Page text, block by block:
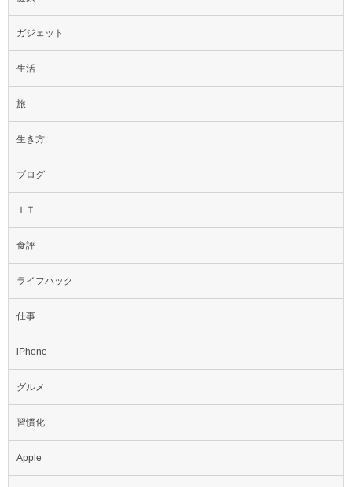
ガジェット
生活
旅
生き方
ブログ
ＩＴ
食評
ライフハック
仕事
iPhone
グルメ
習慣化
Apple